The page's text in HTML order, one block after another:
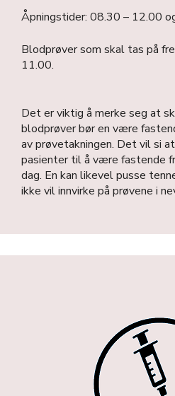
Åpningstider: 08.30 – 12.00
Blodprøver som skal tas på
11.00.
Det er viktig å merke seg at
blodprøver bør en være
av prøvetakningen. Det vil si
pasienter til å være fastende
dag. En kan likevel pusse
ikke vil innvirke på prøvene i